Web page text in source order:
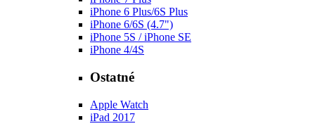
iPhone 6 Plus/6S Plus
iPhone 6/6S (4.7")
iPhone 5S / iPhone SE
iPhone 4/4S
Ostatné
Apple Watch
iPad 2017